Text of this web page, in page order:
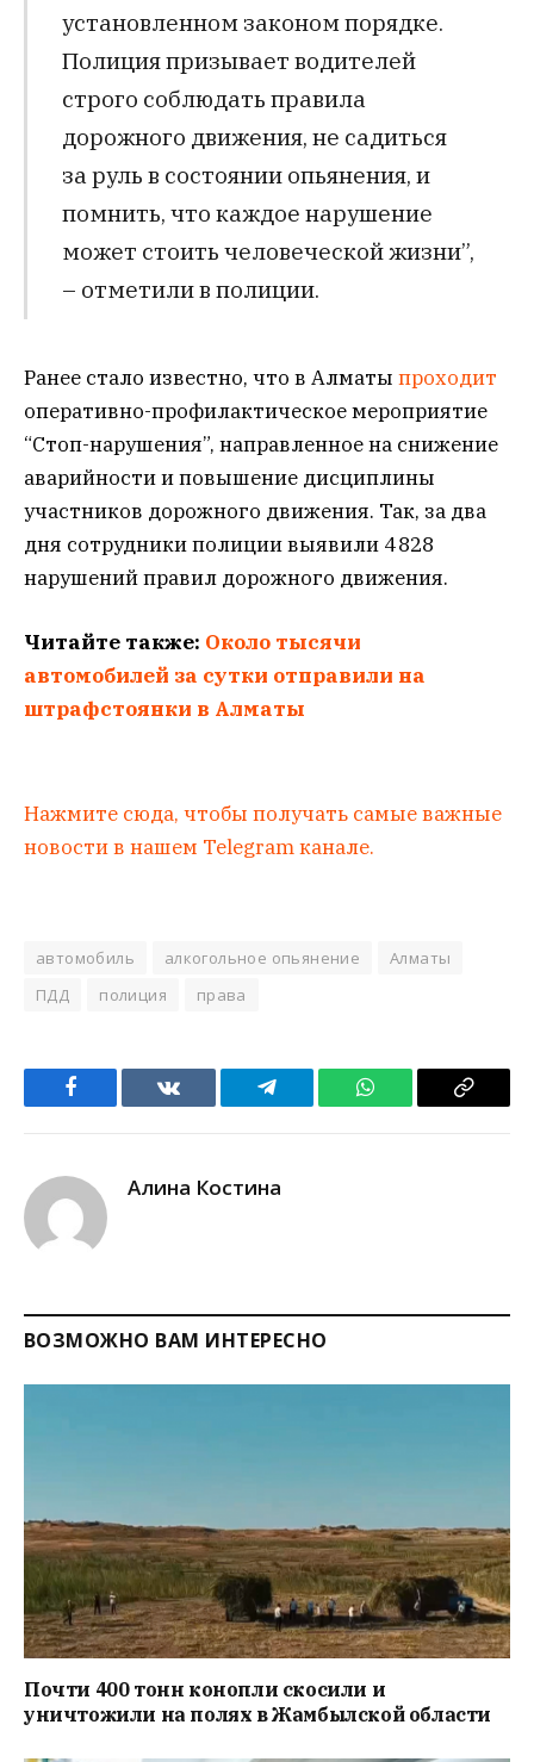
установленном законом порядке.
Полиция призывает водителей
строго соблюдать правила
дорожного движения, не садиться
за руль в состоянии опьянения, и
помнить, что каждое нарушение
может стоить человеческой жизни”,
– отметили в полиции.
Ранее стало известно, что в Алматы проходит
оперативно-профилактическое мероприятие
“Стоп-нарушения”, направленное на снижение
аварийности и повышение дисциплины
участников дорожного движения. Так, за два
дня сотрудники полиции выявили 4 828
нарушений правил дорожного движения.
Читайте также: Около тысячи
автомобилей за сутки отправили на
штрафстоянки в Алматы
Нажмите сюда, чтобы получать самые важные
новости в нашем Telegram канале.
автомобиль алкогольное опьянение
Алматы
ПДД
полиция права
Facebook VKontakteTelegram WhatsApp Copy
Алина Костина
ВОЗМОЖНО ВАМ ИНТЕРЕСНО
Почти 400 тонн конопли скосили и
уничтожили на полях в Жамбылской области